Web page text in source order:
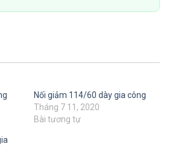
Nối giảm 114/60 dày gia công
Tháng 7 11, 2020
Bài tương tự